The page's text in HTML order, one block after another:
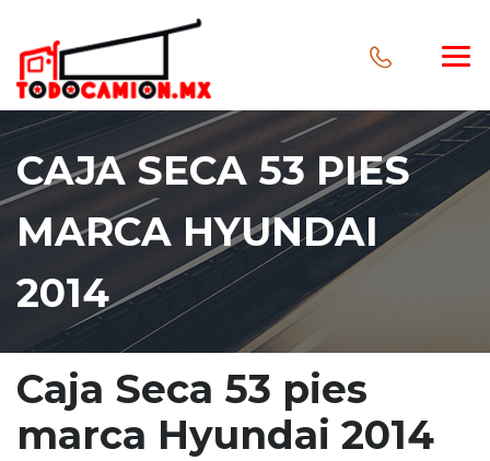
CAJA SECA 53 PIES
MARCA HYUNDAI
2014
Caja Seca 53 pies
marca Hyundai 2014